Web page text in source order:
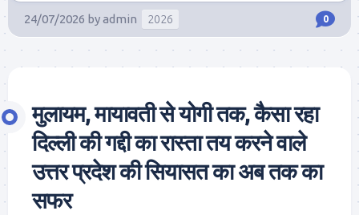
24/07/2026 byadmin 2026 0
मुलायम, मायावती से योगी तक, कैसा रहा
दिल्ली की गद्दी का रास्ता तय करने वाले
उत्तर प्रदेश की सियासत का अब तक का
सफर